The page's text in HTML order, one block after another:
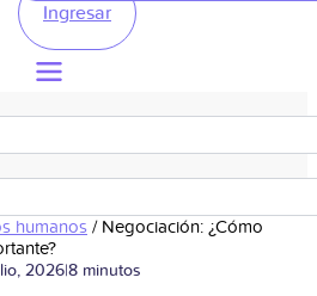
Ingresar
humanos / Negociación: ¿Cómo
2026|8 minutos